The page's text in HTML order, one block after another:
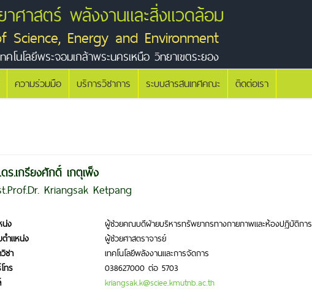
ศาสตร์ พลังงานและสิ่งแวดล้อม
Science, Energy and Environment
คโนโลยีพระจอมเกล้าพระนครเหนือ วิทยาเขตระยอง
ความร่วมมือ บริการวิชาการ ระบบสารสนเทศคณะ ติดต่อเรา
ร.เกรียงศักดิ์ เกตุเพ็ง
Kriangsak Ketpang
น่ง
ผู้ช่วยคณบดีฝ่ายบริหารทรัพยากรทางกายภาพและห้องปฏิบัติการ
ำแหน่ง
ผู้ช่วยศาสตราจารย์
ชา
เทคโนโลยีพลังงานและการจัดการ
ทร
038627000 ต่อ 5703
kriangsak.k@sciee.kmutnb.ac.th